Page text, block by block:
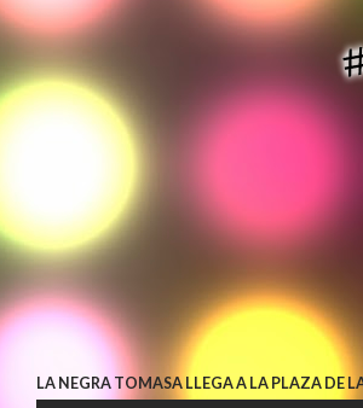
LA NEGRA TOMASA LLEGA A LA PLAZA DE